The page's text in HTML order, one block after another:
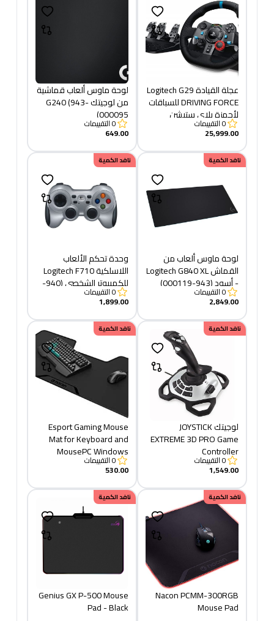
عجلة القيادة Logitech G29
DRIVING FORCE للسباقات
لأجهزة بلاي ستيشن
والكمبيوتر الشخصي
0التقييمات
25,999.00
لوحة ماوس ألعاب قماشية
من لوجيتك G240 (943-
000095)
0التقييمات
649.00
نافد الكمية
لوحة ماوس ألعاب من
القماش Logitech G840 XL
- أسود (943-000119)
0التقييمات
2,849.00
نافد الكمية
وحدة تحكم الألعاب
اللاسلكية Logitech F710
للكمبيوتر الشخصي (940-
000142)
0التقييمات
1,899.00
نافد الكمية
لوجيتك JOYSTICK
EXTREME 3D PRO Game
Controller
0التقييمات
1,549.00
نافد الكمية
Esport Gaming Mouse
Mat for Keyboard and
MousePC Windows
0التقييمات
530.00
نافد الكمية
Nacon PCMM-300RGB
Mouse Pad
نافد الكمية
Genius GX P-500 Mouse
Pad - Black